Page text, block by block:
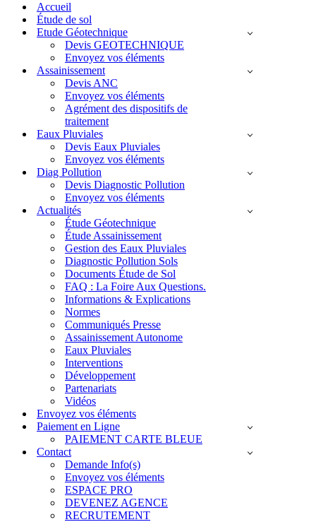
navigationAccueil
Étude de sol
Etude Géotechnique
Devis GEOTECHNIQUE
Envoyez vos éléments
Assainissement
Devis ANC
Envoyez vos éléments
Agrément des dispositifs de
traitement
Eaux Pluviales
Devis Eaux Pluviales
Envoyez vos éléments
Diag Pollution
Devis Diagnostic Pollution
Envoyez vos éléments
Actualités
Étude Géotechnique
Étude Assainissement
Gestion des Eaux Pluviales
Diagnostic Pollution Sols
Documents Étude de Sol
FAQ : La Foire Aux Questions.
Informations & Explications
Normes
Communiqués Presse
Assainissement Autonome
Eaux Pluviales
Interventions
Développement
Partenariats
Vidéos
Envoyez vos éléments
Paiement en Ligne
PAIEMENT CARTE BLEUE
Contact
Demande Info(s)
Envoyez vos éléments
ESPACE PRO
DEVENEZ AGENCE
RECRUTEMENT